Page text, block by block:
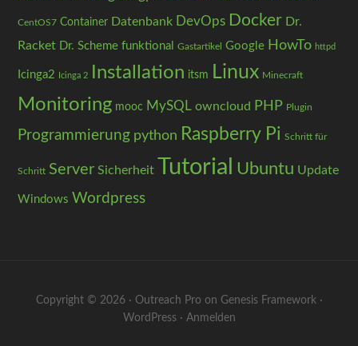
CentOS7 Container Datenbank DevOps Docker Dr.
Racket Dr. Scheme funktional Gastartikel Google HowTo httpd
Icinga2 Icinga 2 Installation itsm Linux Minecraft
Monitoring mooc MySQL owncloud PHP Plugin
Programmierung python Raspberry Pi Schritt für
Schritt Server Sicherheit Tutorial Ubuntu Update
Windows Wordpress
Copyright © 2026 · Outreach Pro on Genesis Framework·
WordPress· Anmelden